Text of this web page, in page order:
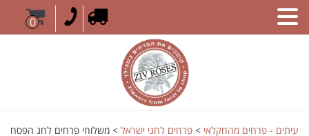
0
עיתים - פרחים מהחקלאי > פרחים לחגי ישראל > משלוחי פרחים לחג הפסח